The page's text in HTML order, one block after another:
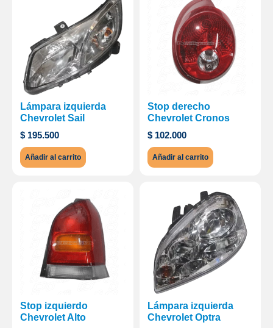
Lámpara izquierda
Chevrolet Sail
$ 195.500
Añadir al carrito
Stop derecho
Chevrolet Cronos
$ 102.000
Añadir al carrito
Stop izquierdo
Chevrolet Alto
Lámpara izquierda
Chevrolet Optra